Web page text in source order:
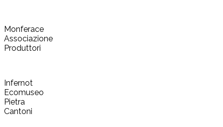
Monferace
Associazione
Produttori
Infernot
Ecomuseo
Pietra
Cantoni